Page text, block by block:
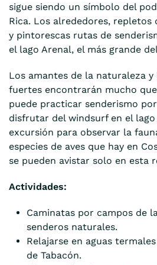
sigue siendo un símbolo del
Rica. Los alrededores, repletos
y pintorescas rutas de
el lago Arenal, el más grande
Los amantes de la naturaleza y
fuertes encontrarán mucho
puede practicar senderismo
disfrutar del windsurf en el
excursión para observar la
especies de aves que hay en
se pueden avistar solo en esta
Actividades:
Caminatas por campos de
senderos naturales.
Relajarse en aguas
de Tabacón.